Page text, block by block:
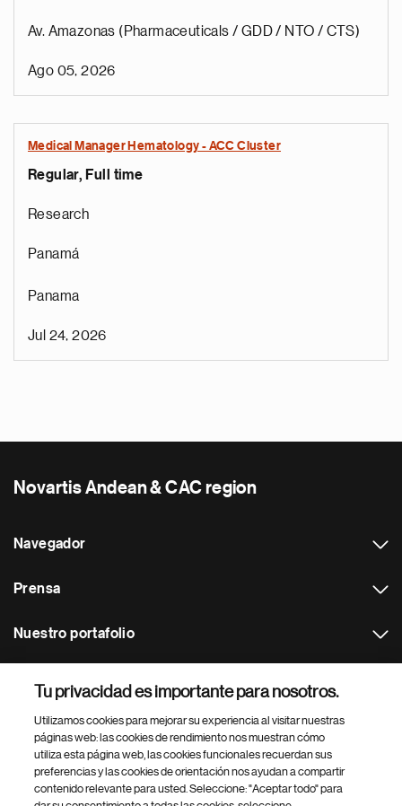
Av. Amazonas (Pharmaceuticals / GDD / NTO / CTS)
Ago 05, 2026
Medical Manager Hematology - ACC Cluster
Regular, Full time
Research
Panamá
Panama
Jul 24, 2026
Novartis Andean & CAC region
Navegador
Prensa
Nuestro portafolio
Footer Site Search
Tu privacidad es importante para nosotros.
Utilizamos cookies para mejorar su experiencia al visitar nuestras
páginas web: las cookies de rendimiento nos muestran cómo
utiliza esta página web, las cookies funcionales recuerdan sus
preferencias y las cookies de orientación nos ayudan a compartir
contenido relevante para usted. Seleccione: "Aceptar todo" para